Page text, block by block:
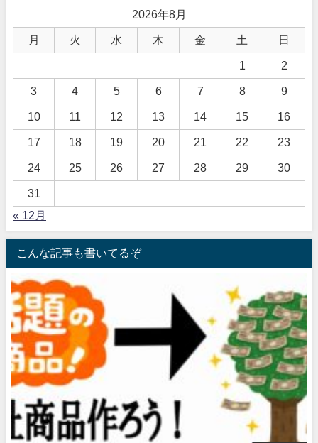
2026年8月
月 火 水 木 金 土 日
1 2
3 4 5 6 7 8 9
10 11 12 13 14 15 16
17 18 19 20 21 22 23
24 25 26 27 28 29 30
31
« 12月
こんな記事も書いてるぞ